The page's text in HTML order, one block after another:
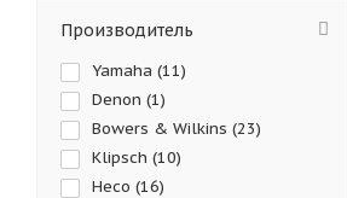
Производитель
Yamaha (11)
Denon (1)
Bowers & Wilkins (23)
Klipsch (10)
Heco (16)